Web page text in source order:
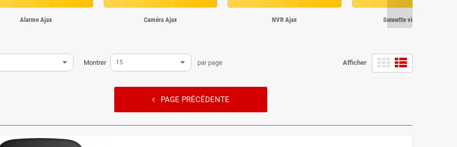
Alarme Ajax Caméra Ajax NVR Ajax Sonnette vidéo Ajax
Afficher
Montrer 15 par page
PAGE PRÉCÉDENTE